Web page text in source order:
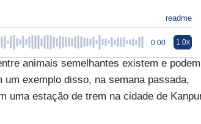
readme
0:00 1.0x
animais semelhantes existem e podem
exemplo disso, na semana passada,
uma estação de trem na cidade de